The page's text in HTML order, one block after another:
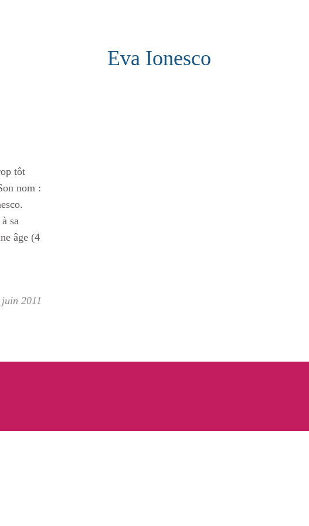
Eva Ionesco
tôt
nom :
sa
âge (4
2011